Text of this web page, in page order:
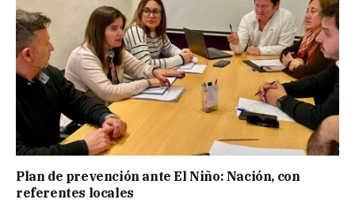
Plan de prevención ante El Niño: Nación, con
referentes locales